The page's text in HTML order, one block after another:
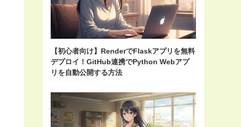
【初心者向け】RenderでFlaskアプリを無料
デプロイ！GitHub連携でPython Webアプ
リを自動公開する方法